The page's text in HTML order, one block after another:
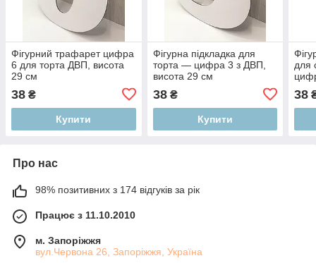
Фігурний трафарет цифра
6 для торта ДВП, висота
29 см
38 ₴
Купити
Фігурна підкладка для
торта — цифра 3 з ДВП,
висота 29 см
38₴
Купити
для
38
Про нас
98% позитивних з 174 відгуків за рік
Працює з 11.10.2010
м. Запоріжжя
вул.Червона 26, Запоріжжя, Україна